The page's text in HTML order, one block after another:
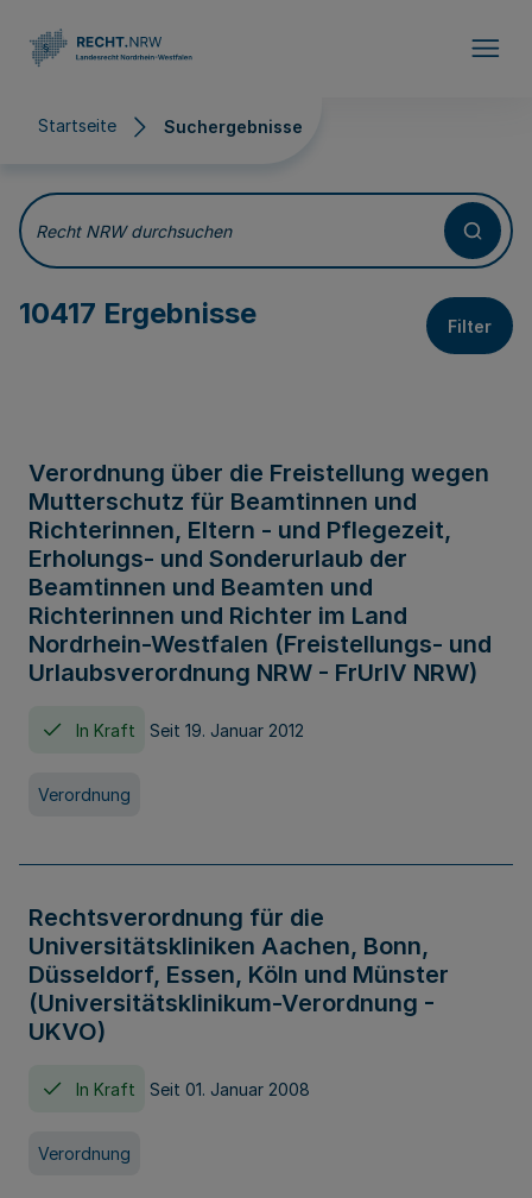
Startseite Suchergebnisse
Suchergebnisse
Recht NRW durchsuchen
10417 Ergebnisse Filter
Verordnung über die Freistellung wegen
Mutterschutz für Beamtinnen und
Richterinnen, Eltern - und Pflegezeit,
Erholungs- und Sonderurlaub der
Beamtinnen und Beamten und
Richterinnen und Richter im Land
Nordrhein-Westfalen (Freistellungs- und
Urlaubsverordnung NRW - FrUrlV NRW)
In Kraft Seit 19. Januar 2012
Verordnung
Rechtsverordnung für die
Universitätskliniken Aachen, Bonn,
Düsseldorf, Essen, Köln und Münster
(Universitätsklinikum-Verordnung -
UKVO)
In Kraft Seit 01. Januar 2008
Verordnung